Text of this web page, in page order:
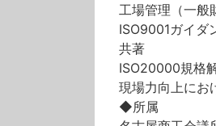
工場管理（一般
ISO9001ガイダ
共著
ISO20000規格
現場力向上に
◆所属